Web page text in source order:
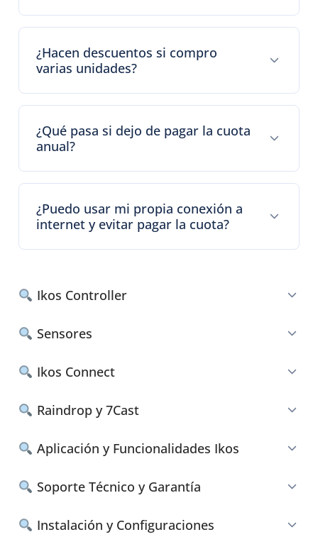
¿Hacen descuentos si compro
varias unidades?
¿Qué pasa si dejo de pagar la cuota
anual?
¿Puedo usar mi propia conexión a
internet y evitar pagar la cuota?
Ikos Controller
Sensores
Ikos Connect
Raindrop y 7Cast
Aplicación y Funcionalidades Ikos
Soporte Técnico y Garantía
Instalación y Configuraciones